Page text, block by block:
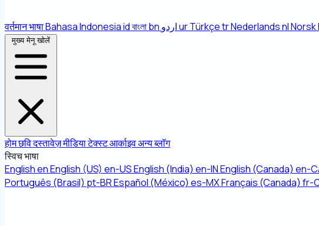
वर्तमान भाषाBahasa Indonesiaidবাংলাbn اردوurTürkçetrNederlandsnlNorsk
मुख्य मेनू खोलें
होमछविदस्तावेज़मीडियाटेक्स्टआर्काइवअन्यब्लॉग
स्विच भाषा
EnglishenEnglish (US) en-USEnglish (India) en-INEnglish (Canada) en-
Português (Brasil) pt-BREspañol (México) es-MXFrançais (Canada) fr-